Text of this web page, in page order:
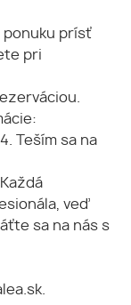
ponuku prísť
pri
Teším sa na
veď
sa na nás s